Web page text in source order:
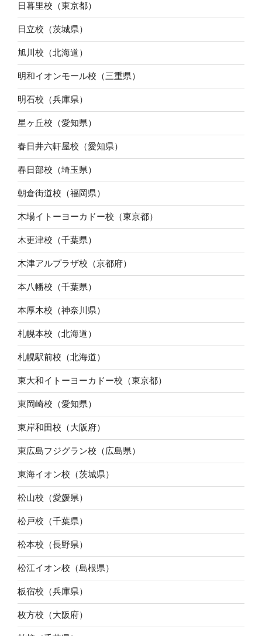
日暮里校（東京都）
日立校（茨城県）
旭川校（北海道）
明和イオンモール校（三重県）
明石校（兵庫県）
星ヶ丘校（愛知県）
春日井六軒屋校（愛知県）
春日部校（埼玉県）
朝倉街道校（福岡県）
木場イトーヨーカドー校（東京都）
木更津校（千葉県）
木津アルプラザ校（京都府）
本八幡校（千葉県）
本厚木校（神奈川県）
札幌本校（北海道）
札幌駅前校（北海道）
東大和イトーヨーカドー校（東京都）
東岡崎校（愛知県）
東岸和田校（大阪府）
東広島フジグラン校（広島県）
東海イオン校（茨城県）
松山校（愛媛県）
松戸校（千葉県）
松本校（長野県）
松江イオン校（島根県）
板宿校（兵庫県）
枚方校（大阪府）